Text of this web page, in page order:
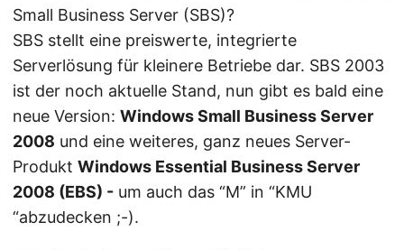
Small Business Server (SBS)?
SBS stellt eine preiswerte, integrierte
Serverlösung für kleinere Betriebe dar. SBS 2003
ist der noch aktuelle Stand, nun gibt es bald eine
neue Version: Windows Small Business Server
2008 und eine weiteres, ganz neues Server-
Produkt Windows Essential Business Server
2008 (EBS) - um auch das “M” in “KMU
“abzudecken ;-).